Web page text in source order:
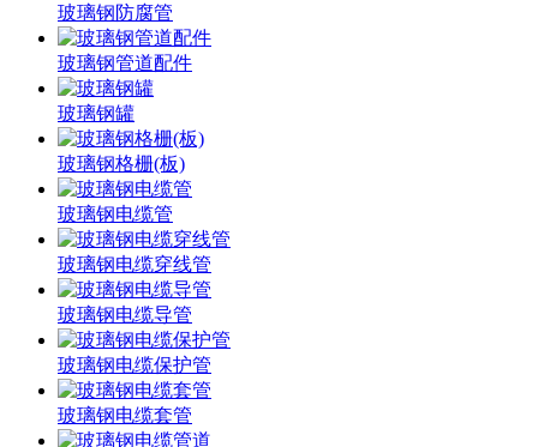
玻璃钢防腐管
玻璃钢管道配件
玻璃钢罐
玻璃钢格栅(板)
玻璃钢电缆管
玻璃钢电缆穿线管
玻璃钢电缆导管
玻璃钢电缆保护管
玻璃钢电缆套管